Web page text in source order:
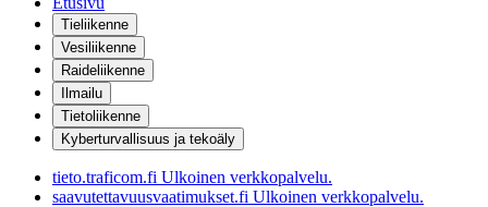
Tieliikenne
Vesiliikenne
Raideliikenne
Ilmailu
Tietoliikenne
Kyberturvallisuus ja tekoäly
tieto.traficom.fi Ulkoinen verkkopalvelu.
saavutettavuusvaatimukset.fi Ulkoinen verkkopalvelu.